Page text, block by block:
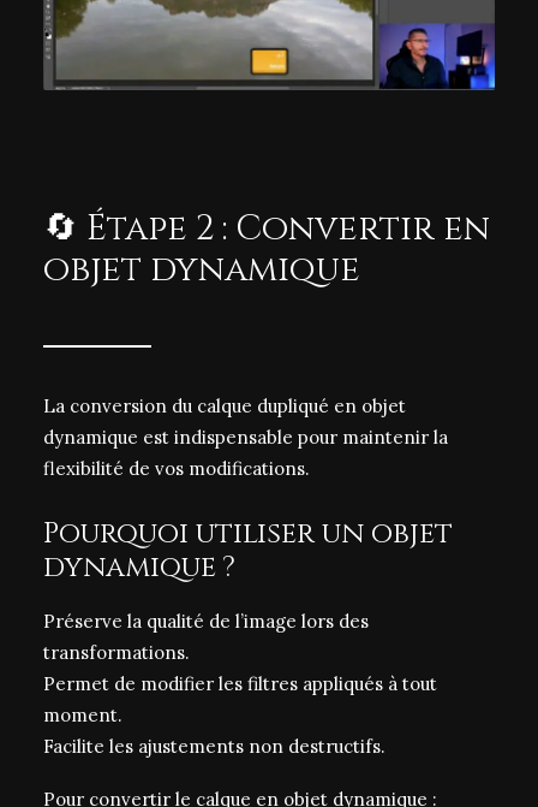
🔄 Étape 2 : Convertir en
objet dynamique
La conversion du calque dupliqué en objet
dynamique est indispensable pour maintenir la
flexibilité de vos modifications.
Pourquoi utiliser un objet
dynamique ?
Préserve la qualité de l’image lors des
transformations.
Permet de modifier les filtres appliqués à tout
moment.
Facilite les ajustements non destructifs.
Pour convertir le calque en objet dynamique :